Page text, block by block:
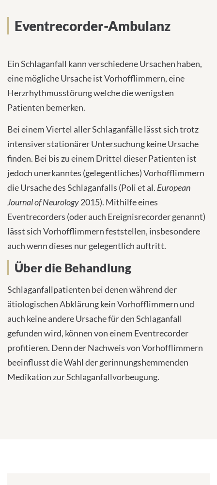
English
Impressum
Datenschutz
Eventrecorder-Ambulanz
Ein Schlaganfall kann verschiedene Ursachen haben,
eine mögliche Ursache ist Vorhofflimmern, eine
Herzrhythmusstörung welche die wenigsten
Patienten bemerken.
Bei einem Viertel aller Schlaganfälle lässt sich trotz
intensiver stationärer Untersuchung keine Ursache
finden. Bei bis zu einem Drittel dieser Patienten ist
jedoch unerkanntes (gelegentliches) Vorhofflimmern
die Ursache des Schlaganfalls (Poli et al. European
Journal of Neurology2015). Mithilfe eines
Eventrecorders (oder auch Ereignisrecorder genannt)
lässt sich Vorhofflimmern feststellen, insbesondere
auch wenn dieses nur gelegentlich auftritt.
Über die Behandlung
Schlaganfallpatienten bei denen während der
ätiologischen Abklärung kein Vorhofflimmern und
auch keine andere Ursache für den Schlaganfall
gefunden wird, können von einem Eventrecorder
profitieren. Denn der Nachweis von Vorhofflimmern
beeinflusst die Wahl der gerinnungshemmenden
Medikation zur Schlaganfallvorbeugung.